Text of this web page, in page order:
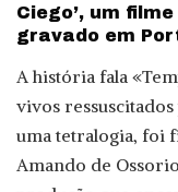
Ciego’, um
gravado em
A história fala
vivos
uma tetralogia, foi
Amando de